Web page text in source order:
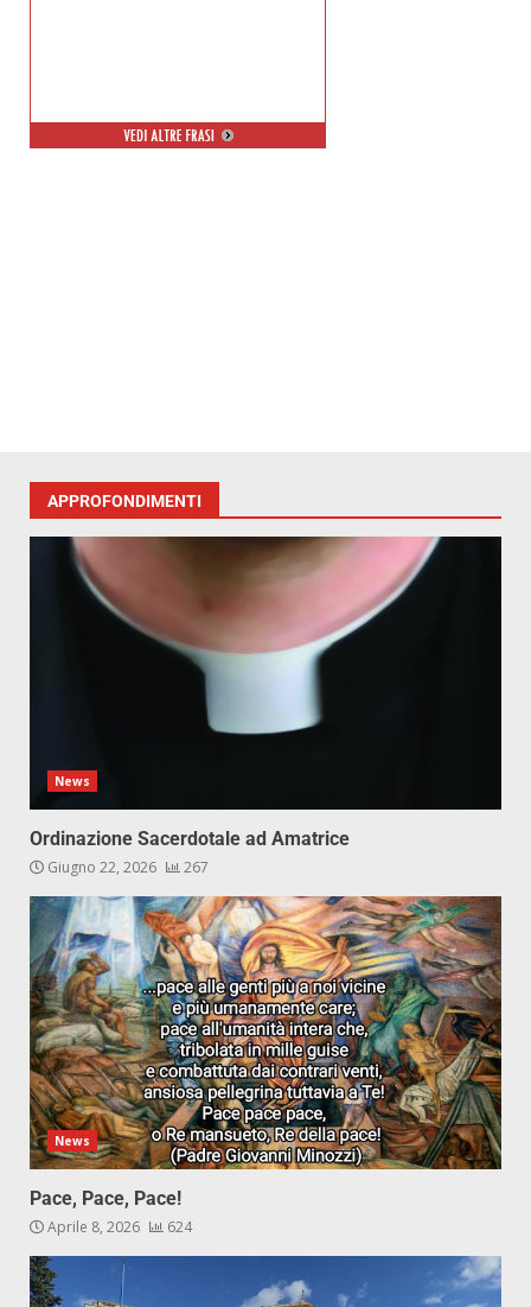
APPROFONDIMENTI
News
Ordinazione Sacerdotale ad Amatrice
Giugno 22, 2026 267
News
Pace, Pace, Pace!
Aprile 8, 2026 624